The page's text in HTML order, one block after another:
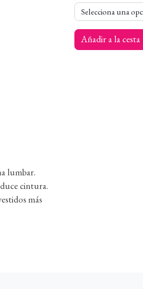
lumbar.
cintura.
más
Selecciona una
Añadir a la cesta